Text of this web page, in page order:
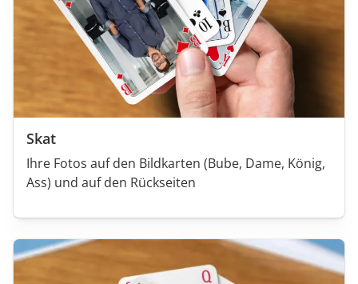
Skat
Ihre Fotos auf den Bildkarten (Bube, Dame, König,
Ass) und auf den Rückseiten